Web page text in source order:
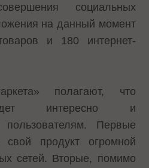
социальных
на данный момент
и 180 интернет-
полагают, что
интересно и
Первые
свой продукт огромной
сетей. Вторые, помимо